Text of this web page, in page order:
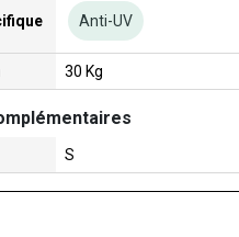
Anti-UV
30 Kg
S